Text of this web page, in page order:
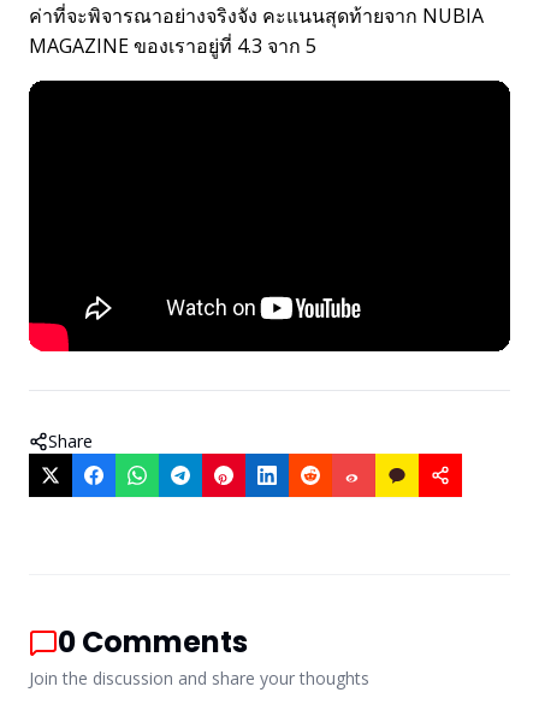
ค่าที่จะพิจารณาอย่างจริงจัง คะแนนสุดท้ายจาก NUBIA
MAGAZINE ของเราอยู่ที่ 4.3 จาก 5
Share
0Comments
Join the discussion and share your thoughts